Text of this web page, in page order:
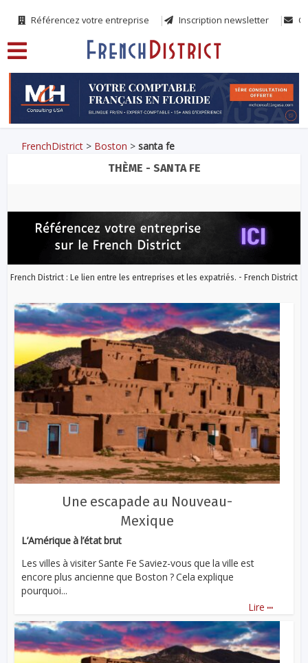
Référencez votre entreprise Inscription newsletter
FrenchDistrict > Boston >santa fe
THÈME - SANTA FE
French District : Le lien entre les entreprises et les expatriés. - French District
Une escapade au Nouveau-
Mexique
L’Amérique à l’état brut
Les villes à visiter Sante Fe Saviez-vous que la ville est
encore plus ancienne que Boston ? Cela explique
pourquoi...
Lire ...